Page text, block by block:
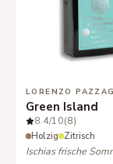
LORENZO
Green Island
8.4/10(8)
Holzig Zitrisch
Ischias frische